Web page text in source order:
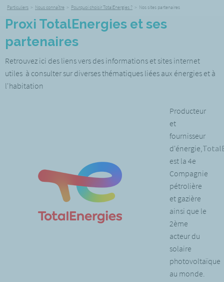
Particuliers > Nous connaître > Pourquoi choisir TotalEnergies ? > Nos sites partenaires
Proxi TotalEnergies et ses
partenaires
Retrouvez ici des liens vers des informations et sites internet
utiles à consulter sur diverses thématiques liées aux énergies et à
l'habitation
Producteur
et
fournisseur
d'énergie,
est la 4e
Compagnie
pétrolière
et gazière
ainsi que le
2ème
acteur du
solaire
photovoltaïque
au monde.